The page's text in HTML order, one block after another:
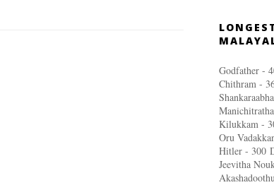
Godfather -
Chithram -
Kilukkam -
Oru
Hitler - 300
Jeevitha